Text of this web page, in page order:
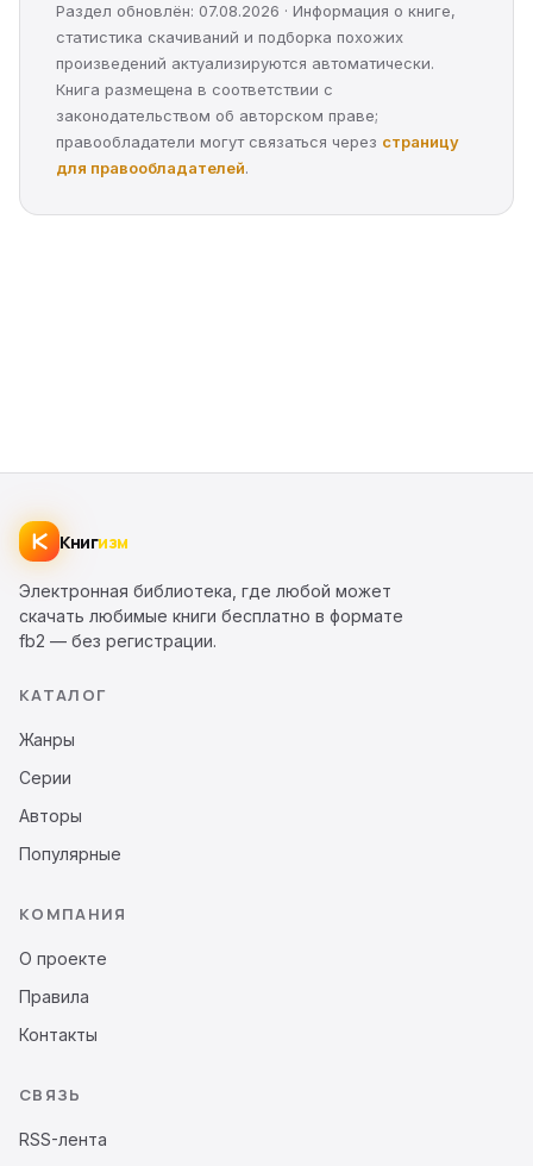
Раздел обновлён: 07.08.2026 · Информация о книге,
статистика скачиваний и подборка похожих
произведений актуализируются автоматически.
Книга размещена в соответствии с
законодательством об авторском праве;
правообладатели могут связаться через страницу
для правообладателей.
Книгизм
Электронная библиотека, где любой может
скачать любимые книги бесплатно в формате
fb2 — без регистрации.
КАТАЛОГ
Жанры
Серии
Авторы
Популярные
КОМПАНИЯ
О проекте
Правила
Контакты
СВЯЗЬ
RSS-лента